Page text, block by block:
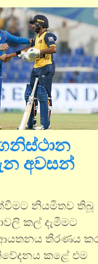
අවසන්
නියමිතව තිබූ
කල් දැමීමට
තීරණය
කළේ එම